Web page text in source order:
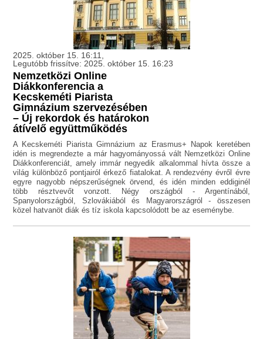
2025. október 15. 16:11,
Legutóbb frissítve: 2025. október 15. 16:23
Nemzetközi Online
Diákkonferencia a
Kecskeméti Piarista
Gimnázium szervezésében
– Új rekordok és határokon
átívelő együttműködés
A Kecskeméti Piarista Gimnázium az Erasmus+ Napok keretében
idén is megrendezte a már hagyományossá vált Nemzetközi Online
Diákkonferenciát, amely immár negyedik alkalommal hívta össze a
világ különböző pontjairól érkező fiatalokat. A rendezvény évről évre
egyre nagyobb népszerűségnek örvend, és idén minden eddiginél
több résztvevőt vonzott. Négy országból - Argentínából,
Spanyolországból, Szlovákiából és Magyarországról - összesen
közel hatvanöt diák és tíz iskola kapcsolódott be az eseménybe.